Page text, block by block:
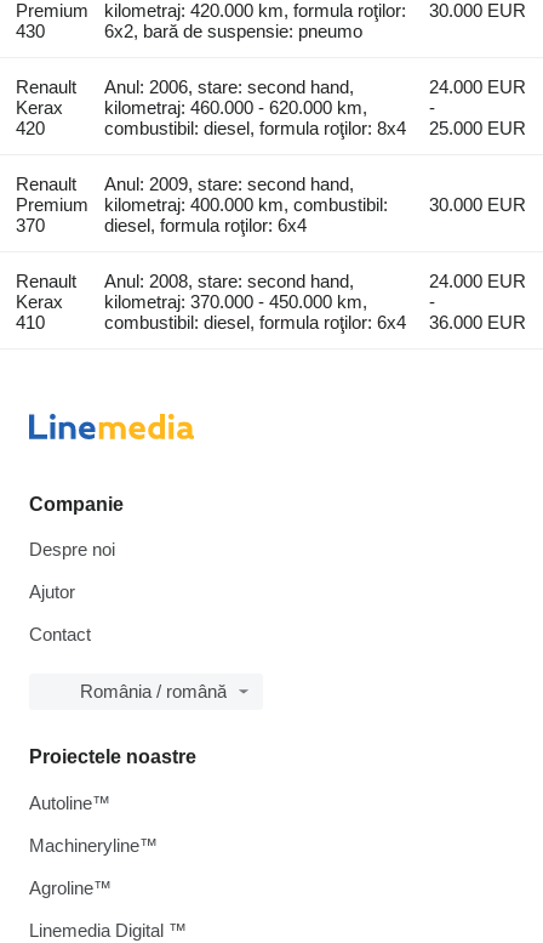
Premium
430
kilometraj: 420.000 km, formula roţilor:
6x2, bară de suspensie: pneumo
30.000 EUR
Renault
Kerax
420
Anul: 2006, stare: second hand,
kilometraj: 460.000 - 620.000 km,
combustibil: diesel, formula roţilor: 8x4
24.000 EUR
-
25.000 EUR
Renault
Premium
370
Anul: 2009, stare: second hand,
kilometraj: 400.000 km, combustibil:
diesel, formula roţilor: 6x4
30.000 EUR
Renault
Kerax
410
Anul: 2008, stare: second hand,
kilometraj: 370.000 - 450.000 km,
combustibil: diesel, formula roţilor: 6x4
24.000 EUR
-
36.000 EUR
Companie
Despre noi
Ajutor
Contact
România / română
Proiectele noastre
Autoline™
Machineryline™
Agroline™
Linemedia Digital ™